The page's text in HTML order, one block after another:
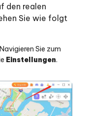
den realen
Sie wie folgt
Navigieren Sie zum
Einstellungen.